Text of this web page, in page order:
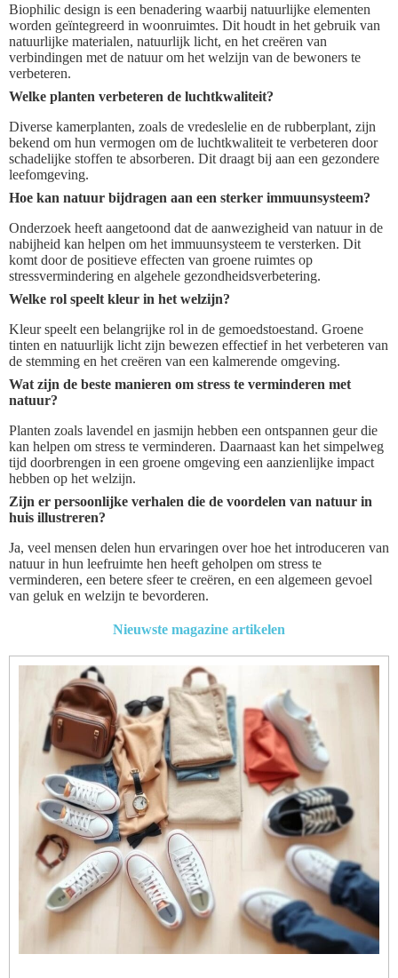
Biophilic design is een benadering waarbij natuurlijke elementen
worden geïntegreerd in woonruimtes. Dit houdt in het gebruik van
natuurlijke materialen, natuurlijk licht, en het creëren van
verbindingen met de natuur om het welzijn van de bewoners te
verbeteren.
Welke planten verbeteren de luchtkwaliteit?
Diverse kamerplanten, zoals de vredeslelie en de rubberplant, zijn
bekend om hun vermogen om de luchtkwaliteit te verbeteren door
schadelijke stoffen te absorberen. Dit draagt bij aan een gezondere
leefomgeving.
Hoe kan natuur bijdragen aan een sterker immuunsysteem?
Onderzoek heeft aangetoond dat de aanwezigheid van natuur in de
nabijheid kan helpen om het immuunsysteem te versterken. Dit
komt door de positieve effecten van groene ruimtes op
stressvermindering en algehele gezondheidsverbetering.
Welke rol speelt kleur in het welzijn?
Kleur speelt een belangrijke rol in de gemoedstoestand. Groene
tinten en natuurlijk licht zijn bewezen effectief in het verbeteren van
de stemming en het creëren van een kalmerende omgeving.
Wat zijn de beste manieren om stress te verminderen met
natuur?
Planten zoals lavendel en jasmijn hebben een ontspannen geur die
kan helpen om stress te verminderen. Daarnaast kan het simpelweg
tijd doorbrengen in een groene omgeving een aanzienlijke impact
hebben op het welzijn.
Zijn er persoonlijke verhalen die de voordelen van natuur in
huis illustreren?
Ja, veel mensen delen hun ervaringen over hoe het introduceren van
natuur in hun leefruimte hen heeft geholpen om stress te
verminderen, een betere sfeer te creëren, en een algemeen gevoel
van geluk en welzijn te bevorderen.
Nieuwste magazine artikelen